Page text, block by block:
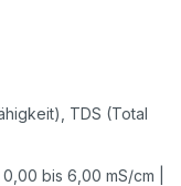
TDS (Total
bis 6,00 mS/cm |